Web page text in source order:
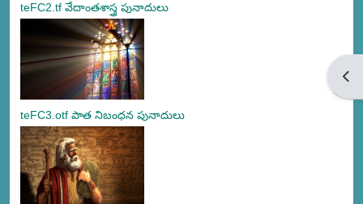
teFC2.tf వేదాంతశాస్త్ర పునాదులు
teFC3.otf పాత నిబంధన పునాదులు